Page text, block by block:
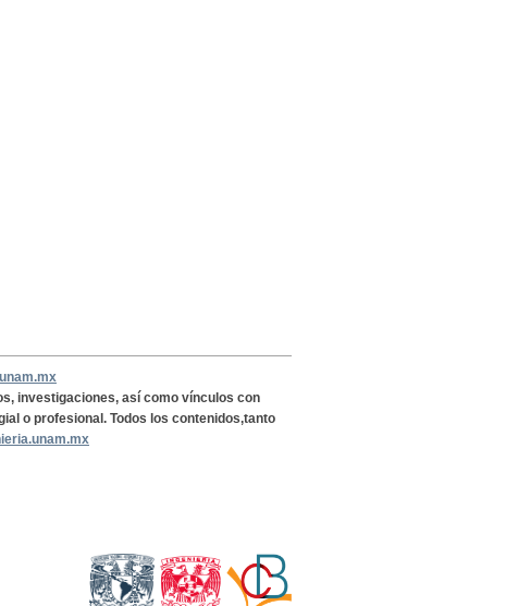
investigaciones, así como vínculos con
o profesional. Todos los contenidos,tanto